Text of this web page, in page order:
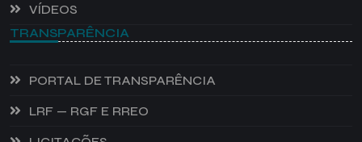
VÍDEOS
TRANSPARÊNCIA
PORTAL DE TRANSPARÊNCIA
LRF — RGF E RREO